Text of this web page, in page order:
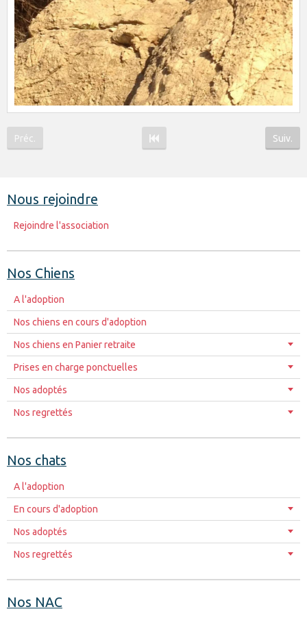
Préc. Suiv.
Nous rejoindre
Rejoindre l'association
Nos Chiens
A l'adoption
Nos chiens en cours d'adoption
Nos chiens en Panier retraite
Prises en charge ponctuelles
Nos adoptés
Nos regrettés
Nos chats
A l'adoption
En cours d'adoption
Nos adoptés
Nos regrettés
Nos NAC